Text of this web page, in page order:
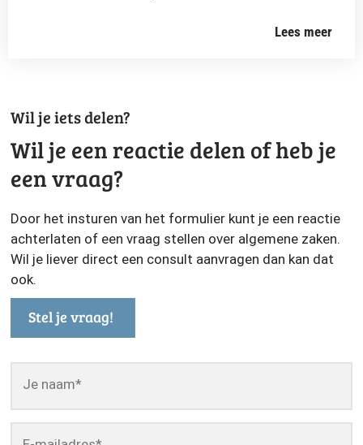
Lees meer
Wil je iets delen?
Wil je een reactie delen of heb je
een vraag?
Door het insturen van het formulier kunt je een reactie
achterlaten of een vraag stellen over algemene zaken.
Wil je liever direct een consult aanvragen dan kan dat
ook.
Stel je vraag!
Je naam*